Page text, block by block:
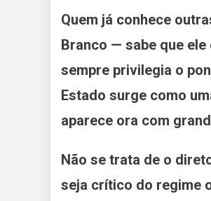
Quem já conhece
Branco — sabe que
sempre privilegia o
Estado surge como
aparece ora com
Não se trata de o
seja crítico do regime